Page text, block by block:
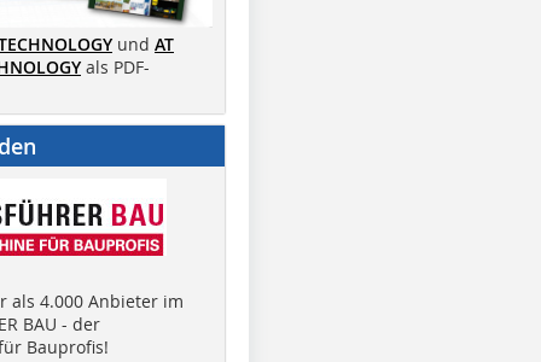
und AT
als PDF-
als 4.000 Anbieter im
BAU - der
Bauprofis!